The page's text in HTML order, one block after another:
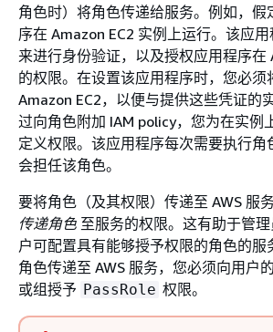
角色时）将角色传递给服务。例如，假
序在 Amazon EC2 实例上运行。该应
来进行身份验证，以及授权应用程序在
的权限。在设置该应用程序时，您必须
Amazon EC2，以便与提供这些凭证的
过向角色附加 IAM policy，您为在实例
定义权限。该应用程序每次需要执行角
会担任该角色。
要将角色（及其权限）传递至 AWS 服
传递角色 至服务的权限。这有助于管
户可配置具有能够授予权限的角色的服
角色传递至 AWS 服务，您必须向用户
或组授予 PassRole 权限。